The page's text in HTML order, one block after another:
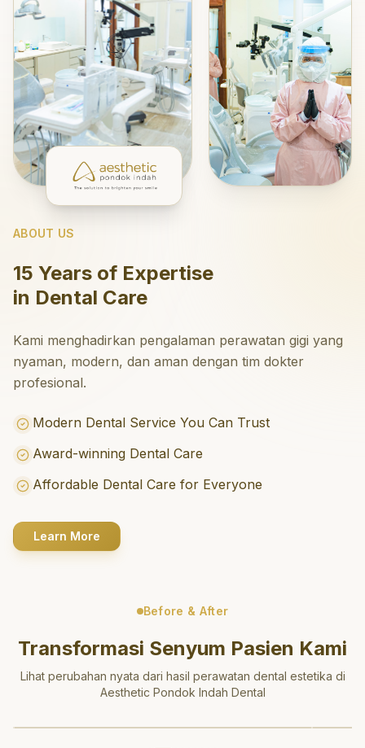
ABOUT US
15 Years of Expertise
in Dental Care
Kami menghadirkan pengalaman perawatan gigi yang
nyaman, modern, dan aman dengan tim dokter
profesional.
Modern Dental Service You Can Trust
Award-winning Dental Care
Affordable Dental Care for Everyone
Learn More
Before & After
Transformasi Senyum Pasien Kami
Lihat perubahan nyata dari hasil perawatan dental estetika di
Aesthetic Pondok Indah Dental